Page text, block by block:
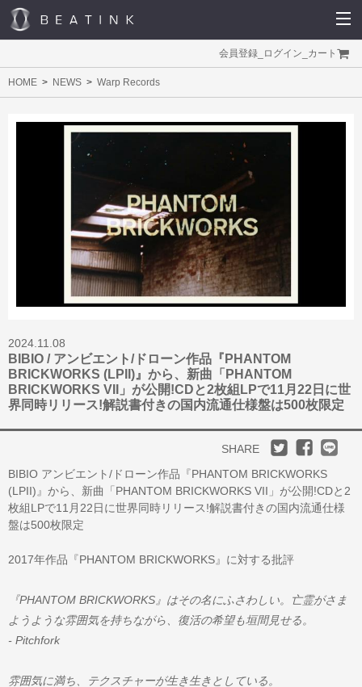
会員登録 ログイン カート
HOME NEWS Warp Records
2024.11.08
BIBIO / アンビエント/ドローン作品『PHANTOM
BRICKWORKS (LPII)』から、新曲「PHANTOM
BRICKWORKS VII」が公開!CDと2枚組LPで11月22日に世
界同時リリース!解説書付きの国内流通仕様盤は500枚限定
SHARE
BIBIO アンビエント/ドローン作品『PHANTOM BRICKWORKS
(LPII)』から、新曲「PHANTOM BRICKWORKS VII」が公開!CDと2
枚組LPで11月22日に世界同時リリース!解説書付きの国内流通仕様
盤は500枚限定
2017年作品『PHANTOM BRICKWORKS』に対する批評
『PHANTOM BRICKWORKS』はその名にふさわしい。亡霊がさま
ようような雰囲気を持ちながら、復活の希望も垣間見せる。
- Pitchfork
雰囲気に満ち、テクスチャーが生き生きとしている。